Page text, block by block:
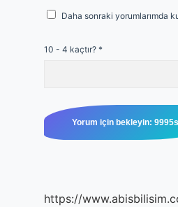
Daha sonraki yorumlarımda
10 - 4 kaçtır? *
https://